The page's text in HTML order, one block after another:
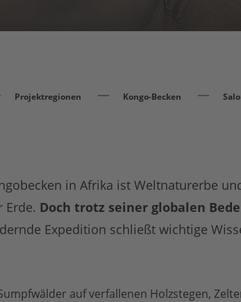
Projektregionen Kongo-Becken
in Afrika ist Weltnaturerbe
Erde. Doch trotz seiner globalen
Expedition schließt wichtige
auf verfallenen Holzstegen,